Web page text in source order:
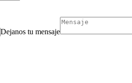
Dejanos tu mensaje